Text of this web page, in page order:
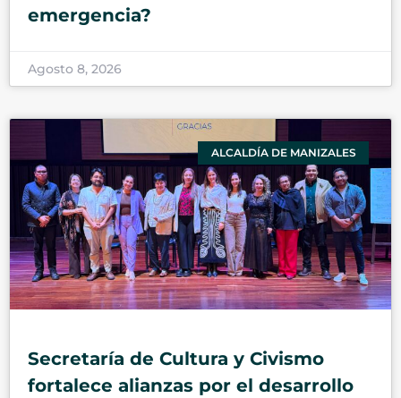
emergencia?
Agosto 8, 2026
ALCALDÍA DE MANIZALES
Secretaría de Cultura y Civismo
fortalece alianzas por el desarrollo